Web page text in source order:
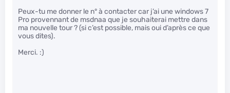
Peux-tu me donner le n° à contacter car j’ai une windows 7
Pro provennant de msdnaa que je souhaiterai mettre dans
ma nouvelle tour ? (si c’est possible, mais oui d’après ce que
vous dites).
Merci. :)